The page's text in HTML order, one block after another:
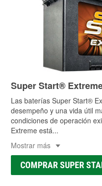
Super Start®
Las baterías Super Start®
desempeño y una vida útil
condiciones de operación
Extreme está...
Mostrar más
COMPRAR SUPER